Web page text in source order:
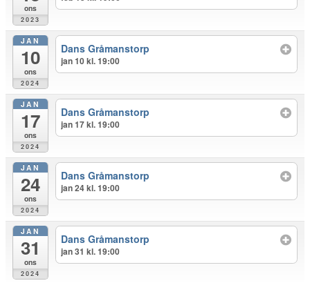
ons
2023
JAN
10
ons
2024
Dans Gråmanstorp
jan 10 kl. 19:00
JAN
17
ons
2024
Dans Gråmanstorp
jan 17 kl. 19:00
JAN
24
ons
2024
Dans Gråmanstorp
jan 24 kl. 19:00
JAN
31
ons
2024
Dans Gråmanstorp
jan 31 kl. 19:00